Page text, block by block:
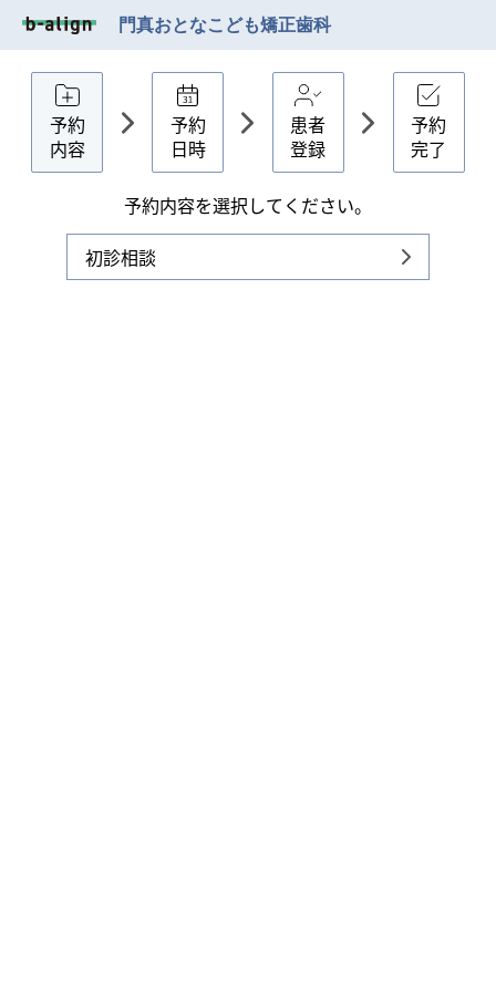
門真おとなこども矯正歯科
予約
内容
予約
日時
患者
登録
予約
完了
予約内容を選択してください。
初診相談